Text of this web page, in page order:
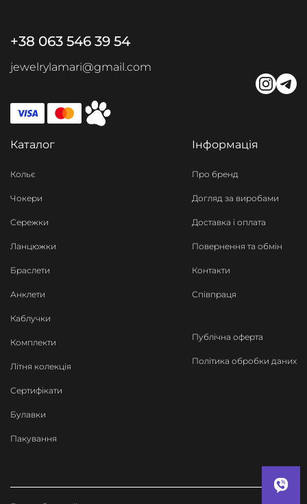
+38 063 546 39 54
jewelrylamari@gmail.com
Каталог
Кольє
Чокери
Сережки
Ланцюжки
Браслети
Анклети
Каблучки
Комплекти
Літня колекція
Сертифікати
Булавки
Пакування
Інформація
Про бренд
Догляд за виробами
Доставка і оплата
Повернення та обмін
Контакти
Співпраця
Публічна оферта
Політика обробки даних